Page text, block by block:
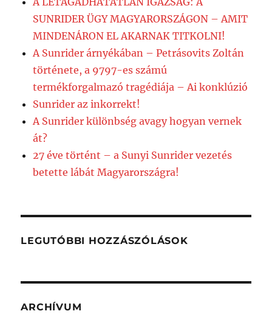
SUNRIDER ÜGY MAGYARORSZÁGON – AMIT
MINDENÁRON EL AKARNAK TITKOLNI!
A Sunrider árnyékában – Petrásovits Zoltán
története, a 9797-es számú
termékforgalmazó tragédiája – Ai konklúzió
Sunrider az inkorrekt!
A Sunrider különbség avagy hogyan vernek
át?
27 éve történt – a Sunyi Sunrider vezetés
betette lábát Magyarországra!
LEGUTÓBBI HOZZÁSZÓLÁSOK
ARCHÍVUM